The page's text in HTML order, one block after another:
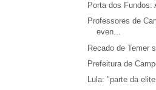
Porta dos Fundos:
Professores de
even...
Recado de Temer
Prefeitura de
Lula: "parte da